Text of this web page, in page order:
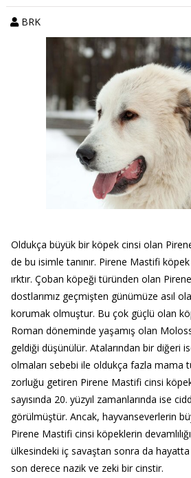
BRK
Oldukça büyük bir köpek cinsi olan
de bu isimle tanınır. Pirene Mastifi
ırktır. Çoban köpeği türünden olan
dostlarımız geçmişten günümüze asıl
korumak olmuştur. Bu çok güçlü olan
Roman döneminde yaşamış olan
geldiği düşünülür. Atalarından bir diğeri
olmaları sebebi ile oldukça fazla mama
zorluğu getiren Pirene Mastifi cinsi köpek
sayısında 20. yüzyıl zamanlarında ise
görülmüştür. Ancak, hayvanseverlerin
Pirene Mastifi cinsi köpeklerin
ülkesindeki iç savaştan sonra da
son derece nazik ve zeki bir cinstir.